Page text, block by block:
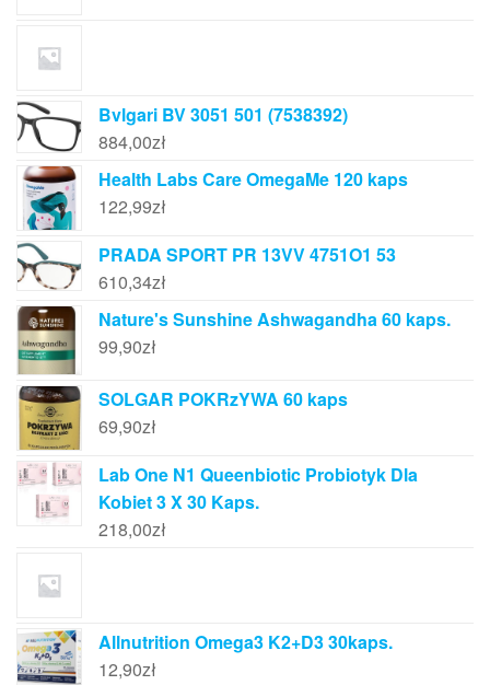
Bvlgari BV 3051 501 (7538392)
884,00zł
Health Labs Care OmegaMe 120 kaps
122,99zł
PRADA SPORT PR 13VV 4751O1 53
610,34zł
Nature's Sunshine Ashwagandha 60 kaps.
99,90zł
SOLGAR POKRzYWA 60 kaps
69,90zł
Lab One N1 Queenbiotic Probiotyk Dla
Kobiet 3 X 30 Kaps.
218,00zł
Allnutrition Omega3 K2+D3 30kaps.
12,90zł